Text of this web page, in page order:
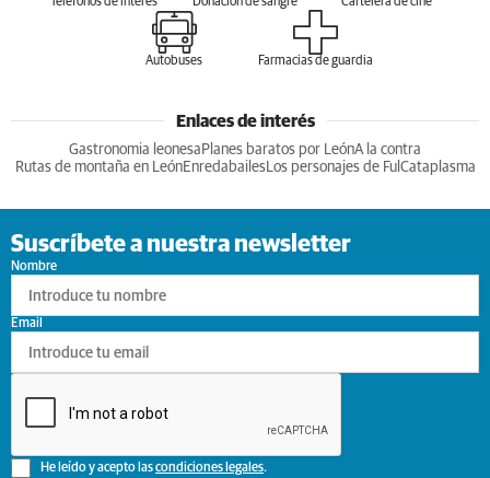
Autobuses Farmacias de guardia
Enlaces de interés
Gastronomia leonesa Planes baratos por LeónA la contra
Rutas de montaña en LeónEnredabailesLos personajes de Ful Cataplasma
Suscríbete a nuestra newsletter
Nombre
He leído y acepto lascondiciones legales.
Email